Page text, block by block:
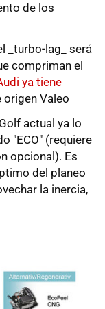
de los
_turbo-lag_ será
compriman el
ya tiene
origen Valeo
actual ya lo
"ECO" (requiere
opcional). Es
del planeo
la inercia,